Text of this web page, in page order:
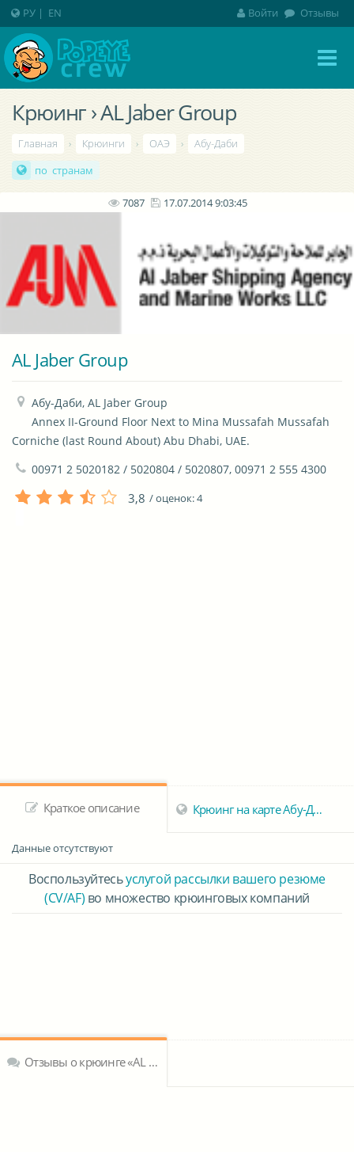
Крюинг › AL Jaber Group
Главная › Крюинги › ОАЭ ›
Абу-Даби
по странам
7087 17.07.2014 9:03:45
AL Jaber Group
Абу-Даби, AL Jaber Group
Annex II-Ground Floor Next to Mina Mussafah Mussafah
Corniche (last Round About) Abu Dhabi, UAE.
00971 2 5020182 / 5020804 / 5020807, 00971 2 555 4300
3,8 / оценок:4
Краткое описание Крюинг на карте Абу-Даба
Данные отсутствуют
Воспользуйтесьуслугой рассылки вашего резюме
(CV/AF) во множество крюинговых компаний
Отзывы о крюинге «AL Jaber Group»
РУ | EN Войти Отзывы